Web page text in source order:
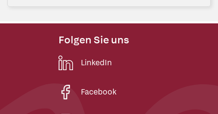
Folgen Sie uns
LinkedIn
Facebook